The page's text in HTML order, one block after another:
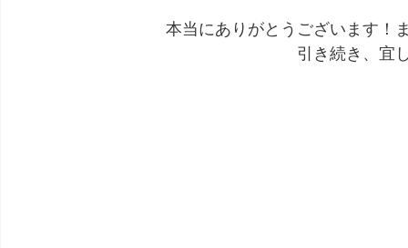
本当にありがとうございます！
引き続き、宜